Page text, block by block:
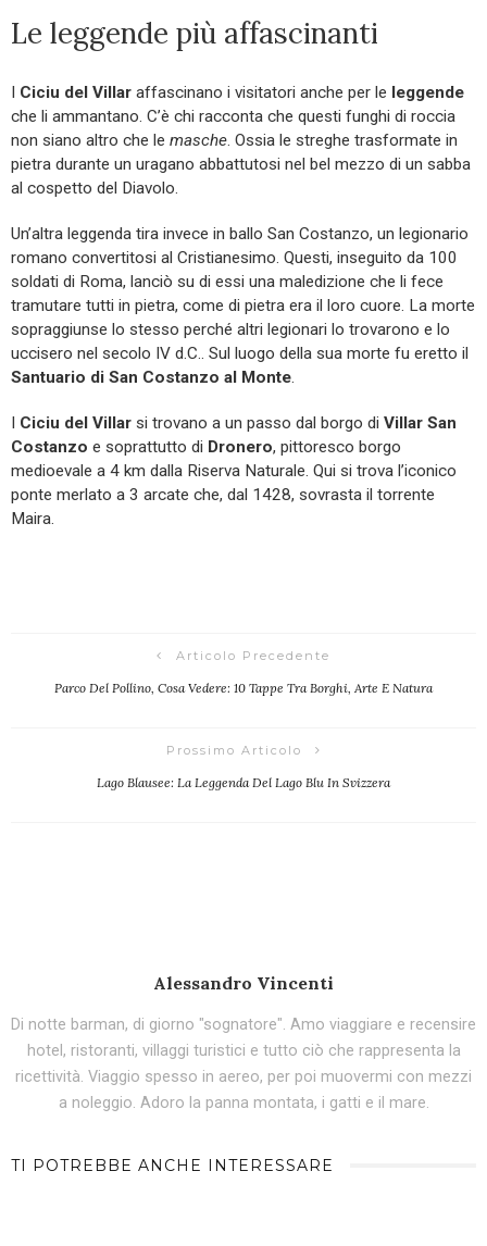
Le leggende più affascinanti
I Ciciu del Villar affascinano i visitatori anche per le leggende
che li ammantano. C’è chi racconta che questi funghi di roccia
non siano altro che le masche . Ossia le streghe trasformate in
pietra durante un uragano abbattutosi nel bel mezzo di un sabba
al cospetto del Diavolo.
Un’altra leggenda tira invece in ballo San Costanzo, un legionario
romano convertitosi al Cristianesimo. Questi, inseguito da 100
soldati di Roma, lanciò su di essi una maledizione che li fece
tramutare tutti in pietra, come di pietra era il loro cuore. La morte
sopraggiunse lo stesso perché altri legionari lo trovarono e lo
uccisero nel secolo IV d.C.. Sul luogo della sua morte fu eretto il
Santuario di San Costanzo al Monte
I Ciciu del Villar si trovano a un passo dal borgo di Villar San
Costanzo e soprattutto di Dronero, pittoresco borgo
medioevale a 4 km dalla Riserva Naturale. Qui si trova l’iconico
ponte merlato a 3 arcate che, dal 1428, sovrasta il torrente
Maira.
Articolo Precedente
Parco Del Pollino, Cosa Vedere: 10 Tappe Tra Borghi, Arte E Natura
Prossimo Articolo
Lago Blausee: La Leggenda Del Lago Blu In Svizzera
Alessandro Vincenti
Di notte barman, di giorno "sognatore". Amo viaggiare e recensire
hotel, ristoranti, villaggi turistici e tutto ciò che rappresenta la
ricettività. Viaggio spesso in aereo, per poi muovermi con mezzi
a noleggio. Adoro la panna montata, i gatti e il mare.
TI POTREBBE ANCHE INTERESSARE